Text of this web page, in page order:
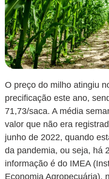
O preço do milho atingiu
precificação este ano,
71,73/saca. A média
valor que não era
junho de 2022, quando
da pandemia, ou seja, há
informação é do IMEA
Economia Agropecuária),